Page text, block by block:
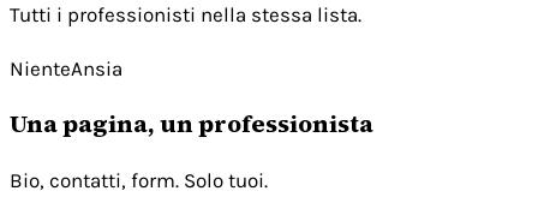
Tutti i professionisti nella stessa lista.
NienteAnsia
Una pagina, un professionista
Bio, contatti, form. Solo tuoi.